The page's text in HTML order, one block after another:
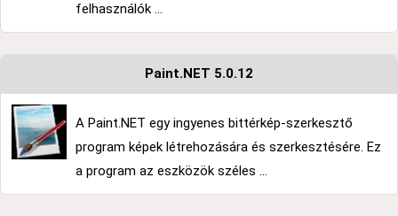
felhasználók ...
Paint.NET 5.0.12
A Paint.NET egy ingyenes bittérkép-szerkesztő
program képek létrehozására és szerkesztésére. Ez
a program az eszközök széles ...